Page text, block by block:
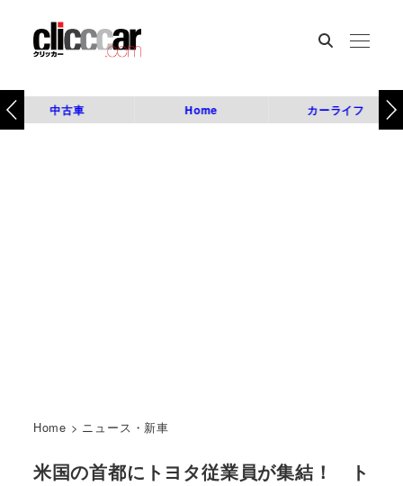
中古車 Home カーライフ
Home > ニュース・新車
米国の首都にトヨタ従業員が集結！ ト